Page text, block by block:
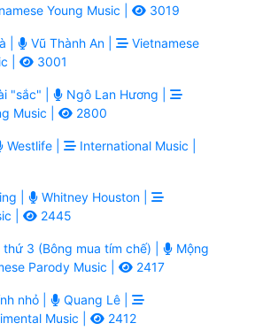
Young Music | 3019
| Vũ Thành An |
Vietnamese
|
3001
"sắc" |
Ngô Lan Hương |
Music |
2800
Westlife |
International Music |
|
Whitney Houston |
|
2445
3 (Bông mua tím chế) |
Mộng
Parody Music | 2417
nhỏ |
Quang Lê |
Music |
2412